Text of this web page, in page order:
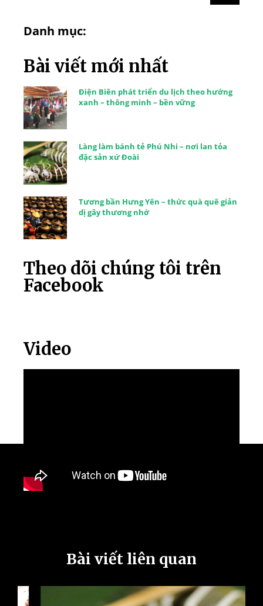
Danh mục:
Bài viết mới nhất
Điện Biên phát triển du lịch theo hướng
xanh – thông minh – bền vững
Làng làm bánh tẻ Phú Nhi – nơi lan tỏa
đặc sản xứ Đoài
Tương bần Hưng Yên – thức quà quê giản
dị gây thương nhớ
Theo dõi chúng tôi trên
Facebook
Video
Bài viết liên quan